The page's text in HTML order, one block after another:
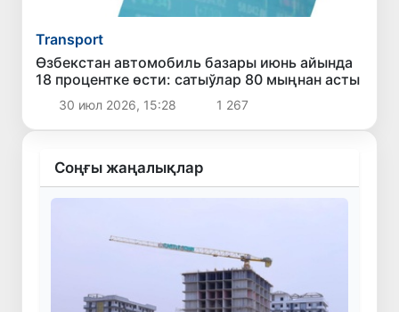
Transport
Өзбекстан автомобиль базары июнь айында
18 процентке өсти: сатыўлар 80 мыңнан асты
30 июл 2026, 15:28 1 267
Соңғы жаңалықлар